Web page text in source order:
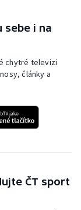
i na
chytré televizi
články a
ČT sport